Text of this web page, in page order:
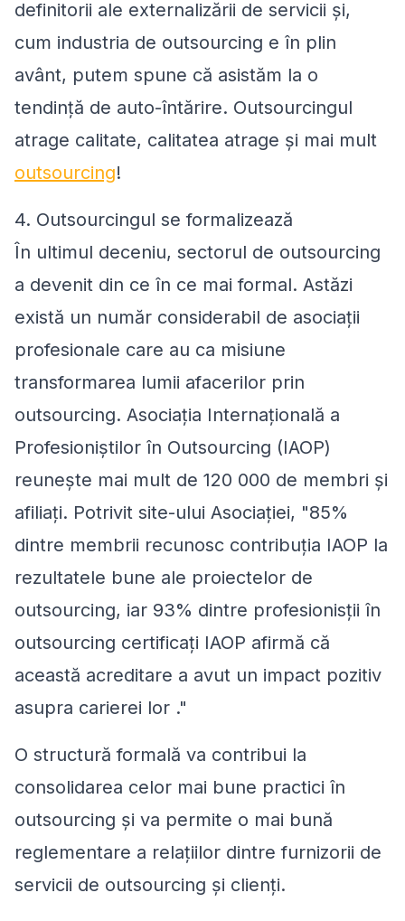
definitorii ale externalizării de servicii și,
cum industria de outsourcing e în plin
avânt, putem spune că asistăm la o
tendință de auto-întărire. Outsourcingul
atrage calitate, calitatea atrage și mai mult
outsourcing!
4. Outsourcingul se formalizează
În ultimul deceniu, sectorul de outsourcing
a devenit din ce în ce mai formal. Astăzi
există un număr considerabil de asociații
profesionale care au ca misiune
transformarea lumii afacerilor prin
outsourcing. Asociația Internațională a
Profesioniștilor în Outsourcing (IAOP)
reunește mai mult de 120 000 de membri și
afiliați. Potrivit site-ului Asociației, "85%
dintre membrii recunosc contribuția IAOP la
rezultatele bune ale proiectelor de
outsourcing, iar 93% dintre profesionisții în
outsourcing certificați IAOP afirmă că
această acreditare a avut un impact pozitiv
asupra carierei lor ."
O structură formală va contribui la
consolidarea celor mai bune practici în
outsourcing și va permite o mai bună
reglementare a relațiilor dintre furnizorii de
servicii de outsourcing și clienți.